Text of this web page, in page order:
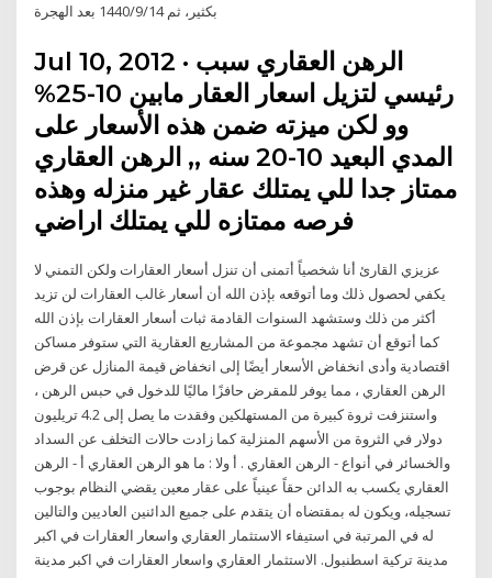
بكثير، ثم 14‏‏/9‏‏/1440 بعد الهجرة
Jul 10, 2012 · الرهن العقاري سبب
رئيسي لتزيل اسعار العقار مابين 10-25%
وو لكن ميزته ضمن هذه الأسعار على
المدي البعيد 10-20 سنه ,, الرهن العقاري
ممتاز جدا للي يمتلك عقار غير منزله وهذه
فرصه ممتازه للي يمتلك اراضي
عزيزي القارئ أنا شخصياً أتمنى أن تنزل أسعار العقارات ولكن التمني لا
يكفي لحصول ذلك وما أتوقعه بإذن الله أن أسعار غالب العقارات لن تزيد
أكثر من ذلك وستشهد السنوات القادمة ثبات أسعار العقارات بإذن الله
كما أتوقع أن تشهد مجموعة من المشاريع العقارية التي ستوفر مساكن
اقتصادية وأدى انخفاض الأسعار أيضًا إلى انخفاض قيمة المنازل عن قرض
الرهن العقاري ، مما يوفر للمقرض حافزًا ماليًا للدخول في حبس الرهن ،
واستنزفت ثروة كبيرة من المستهلكين وفقدت ما يصل إلى 4.2 تريليون
دولار في الثروة من الأسهم المنزلية كما زادت حالات التخلف عن السداد
والخسائر في أنواع - الرهن العقاري . أ ولا : ما هو الرهن العقاري أ - الرهن
العقاري يكسب به الدائن حقاً عينياً على عقار معين يقضي النظام بوجوب
تسجيله، ويكون له بمقتضاه أن يتقدم على جميع الدائنين العاديين والتالين
له في المرتبة في استيفاء الاستثمار العقاري واسعار العقارات في اكبر
مدينة تركية اسطنبول. الاستثمار العقاري واسعار العقارات في اكبر مدينة